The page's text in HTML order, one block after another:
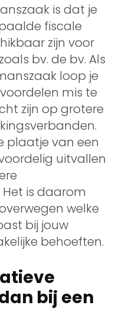
is dat je
fiscale
zijn voor
bv. de bv. Als
loop je
mis te
zijn op grotere
plaatje van een
uitvallen
is daarom
welke
bij jouw
behoeften.
bij een